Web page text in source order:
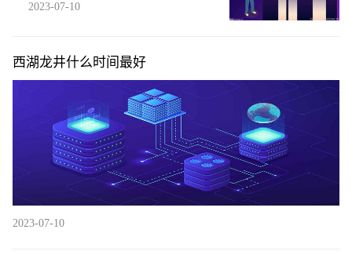
2023-07-10
西湖龙井什么时间最好
2023-07-10